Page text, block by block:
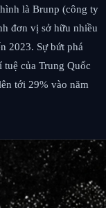
là Brunp (công ty
đơn vị sở hữu nhiều
2023. Sự bứt phá
của Trung Quốc
tới 29% vào năm